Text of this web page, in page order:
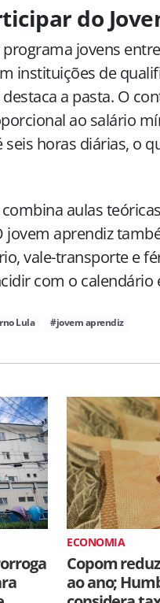
do
jovens
instituições de
a pasta. O
ao salário
horas diárias, o
aulas
jovem aprendiz
vale-transporte e
com o calendário
Lula #jovem aprendiz
ECONOMIA
Copom
ao ano;